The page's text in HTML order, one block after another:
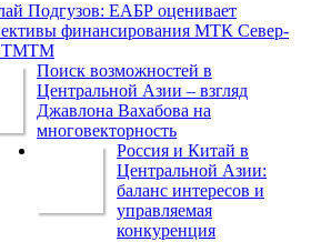
Подгузов: ЕАБР оценивает
финансирования МТК Север-
ТМТМ
Поиск возможностей в
Центральной Азии – взгляд
Джавлона Вахабова на
многовекторность
Россия и Китай в
Центральной Азии:
баланс интересов и
управляемая
конкуренция